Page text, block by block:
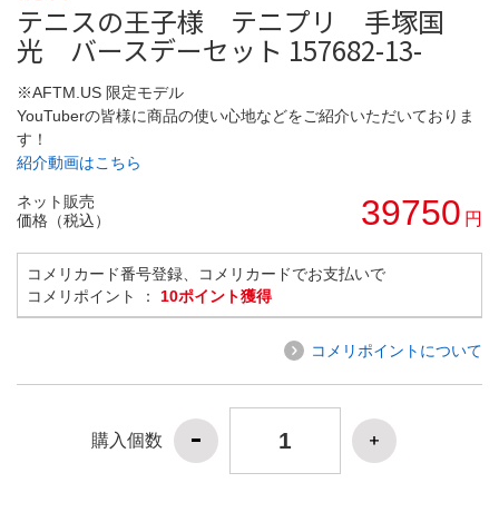
テニスの王子様 テニプリ 手塚国
光 バースデーセット 157682-13-
※AFTM.US 限定モデル
YouTuberの皆様に商品の使い心地などをご紹介いただいておりま
す！
紹介動画はこちら
ネット販売
価格（税込）
39750 円
コメリカード番号登録、コメリカードでお支払いで
コメリポイント ： 10ポイント獲得
コメリポイントについて
購入個数